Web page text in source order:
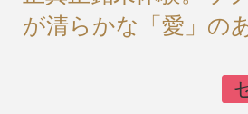
が清らかな「愛」の